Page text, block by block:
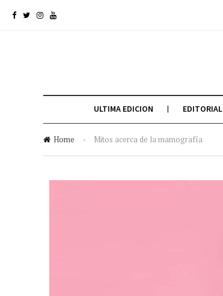
ULTIMA EDICION EDITORIAL
Home » Mitos acerca de la mamografía